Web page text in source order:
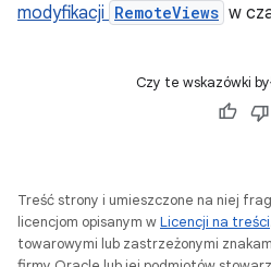
modyfikacji RemoteViews w
Czy te wskazówki
Treść strony i umieszczone na niej
licencjom opisanym wLicencji na treści
towarowymi lub zastrzeżonymi